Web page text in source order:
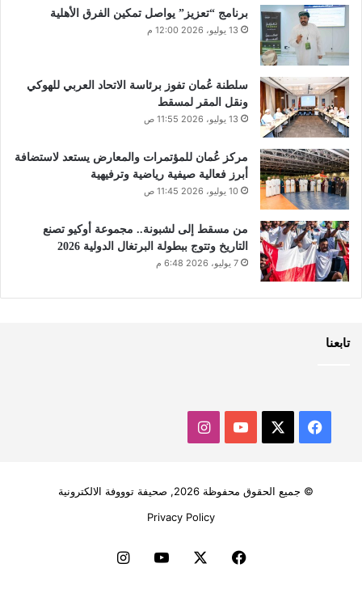
برنامج “تعزيز” يواصل تمكين الفرق الأهلية
13 يوليو، 2026 12:00 م
سلطنة عُمان تفوز برئاسة الاتحاد العربي للهوكي
ونقل المقر لمسقط
13 يوليو، 2026 11:55 ص
مركز عُمان للمؤتمرات والمعارض يستعد لاستضافة
أبرز فعالية صيفية رياضية وترفيهية
10 يوليو، 2026 11:45 ص
من مسقط إلى لشبونة.. مجموعة أوكيو تصنع
التاريخ وتتوج ببطولة البرتغال الدولية 2026
7 يوليو، 2026 6:48 م
تابعنا
فيسبوك ‫YouTubeانستقرام
© جميع الحقوق محفوظة 2026, صحيفة توووفة الالكترونية
Privacy Policy
فيسبوك ‫YouTubeانستقرام